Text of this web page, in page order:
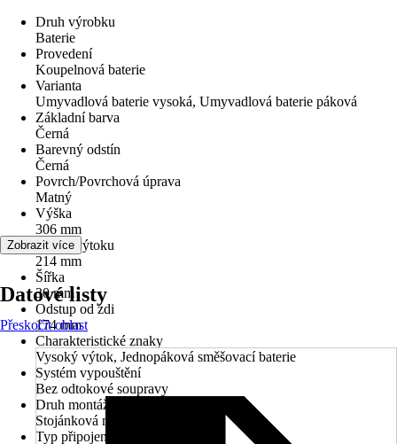
Druh výrobku
Baterie
Provedení
Koupelnová baterie
Varianta
Umyvadlová baterie vysoká, Umyvadlová baterie páková
Základní barva
Černá
Barevný odstín
Černá
Povrch/Povrchová úprava
Matný
Výška
306 mm
Výška výtoku
214 mm
Šířka
30 mm
Odstup od zdi
174 mm
Charakteristické znaky
Vysoký výtok, Jednopáková směšovací baterie
Systém vypouštění
Bez odtokové soupravy
Druh montáže
Stojánková montáž
Typ připojení
Zobrazit více
Datové listy
Přeskočit oblast